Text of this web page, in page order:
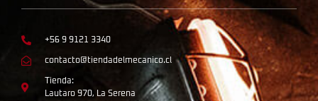
+56 9 9121 3340
contacto@tiendadelmecanico.cl
Tienda:
Lautaro 970, La Serena